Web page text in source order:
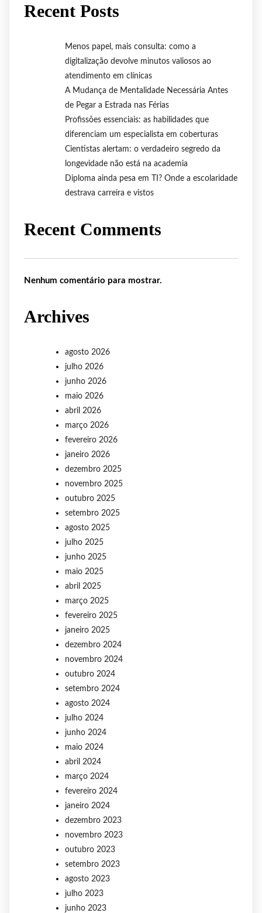
Recent Posts
Menos papel, mais consulta: como a
digitalização devolve minutos valiosos ao
atendimento em clínicas
A Mudança de Mentalidade Necessária Antes
de Pegar a Estrada nas Férias
Profissões essenciais: as habilidades que
diferenciam um especialista em coberturas
Cientistas alertam: o verdadeiro segredo da
longevidade não está na academia
Diploma ainda pesa em TI? Onde a escolaridade
destrava carreira e vistos
Recent Comments
Nenhum comentário para mostrar.
Archives
agosto 2026
julho 2026
junho 2026
maio 2026
abril 2026
março 2026
fevereiro 2026
janeiro 2026
dezembro 2025
novembro 2025
outubro 2025
setembro 2025
agosto 2025
julho 2025
junho 2025
maio 2025
abril 2025
março 2025
fevereiro 2025
janeiro 2025
dezembro 2024
novembro 2024
outubro 2024
setembro 2024
agosto 2024
julho 2024
junho 2024
maio 2024
abril 2024
março 2024
fevereiro 2024
janeiro 2024
dezembro 2023
novembro 2023
outubro 2023
setembro 2023
agosto 2023
julho 2023
junho 2023